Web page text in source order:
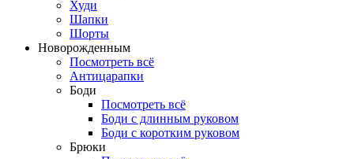
Худи
Шапки
Шорты
Новорожденным
Посмотреть всё
Антицарапки
Боди
Посмотреть всё
Боди с длинным руковом
Боди с коротким руковом
Брюки